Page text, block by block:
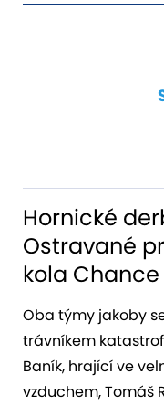
Hornické
Ostravané
kola Chance
Oba týmy jakoby
trávníkem
Baník, hrající ve
vzduchem, Tomáš